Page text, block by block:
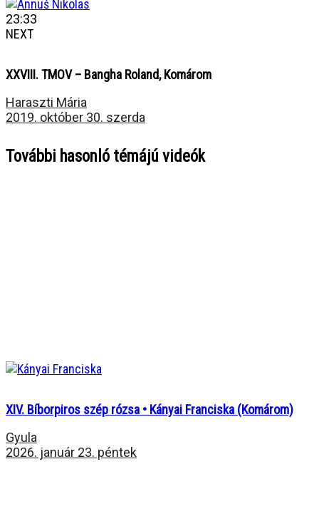
23:33
NEXT
XXVIII. TMOV – Bangha Roland, Komárom
Haraszti Mária
2019. október 30. szerda
További hasonló témájú videók
XIV. Bíborpiros szép rózsa • Kányai Franciska (Komárom)
Gyula
2026. január 23. péntek